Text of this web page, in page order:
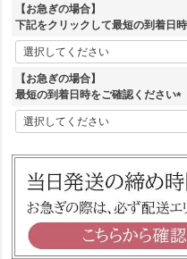
須
)
【お急ぎの場合】
下記をクリックして最短の到着日
【お急ぎの場合】
最短の到着日時をご確認ください
(
必